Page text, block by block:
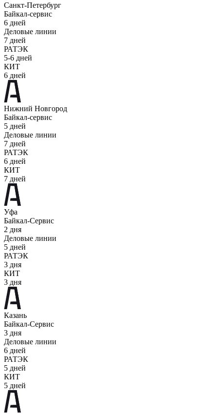
Санкт-Петербург
Байкал-сервис
6 дней
Деловые линии
7 дней
РАТЭК
5-6 дней
КИТ
6 дней
Нижний Новгород
Байкал-сервис
5 дней
Деловые линии
7 дней
РАТЭК
6 дней
КИТ
7 дней
Уфа
Байкал-Сервис
2 дня
Деловые линии
5 дней
РАТЭК
3 дня
КИТ
3 дня
Казань
Байкал-Сервис
3 дня
Деловые линии
6 дней
РАТЭК
5 дней
КИТ
5 дней